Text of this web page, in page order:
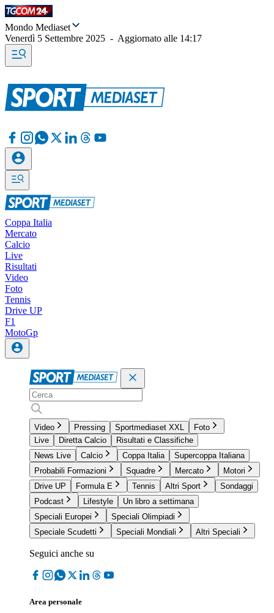
Mondo Mediaset
Venerdì 5 Settembre 2025 - Aggiornato alle 14:17
Coppa Italia
Mercato
Calcio
Live
Risultati
Video
Foto
Tennis
Drive UP
F1
MotoGp
Video Pressing Sportmediaset XXL
Foto
Live
Diretta Calcio
Risultati e Classifiche
News Live
Calcio Coppa Italia
Supercoppa Italiana
Probabili Formazioni
Squadre Mercato
Motori
Drive UP
Formula E Tennis Altri Sport
Sondaggi
Podcast
Lifestyle
Un libro a settimana
Speciali Europei
Speciali Olimpiadi
Speciale Scudetti
Speciali Mondiali Altri Speciali
Seguici anche su
Area personale